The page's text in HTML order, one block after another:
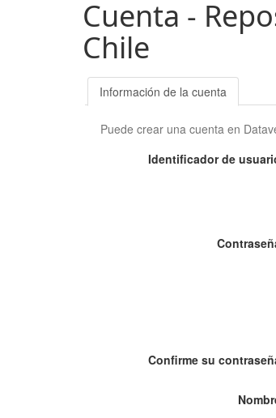
Cuenta -
Chile
Información de la cuenta
Puede crear una cuenta en
Identificador de
Confirme su